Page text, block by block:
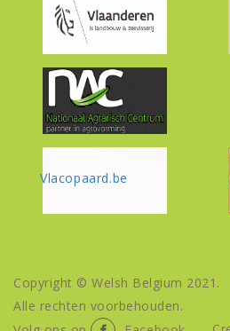
Vlacopaard.be
Copyright © Welsh Belgium 2021.
Alle rechten voorbehouden.